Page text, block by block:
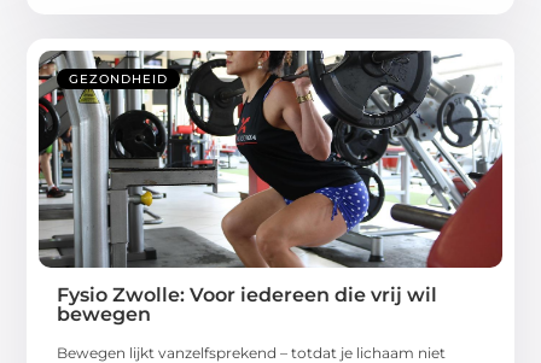
GEZONDHEID
Fysio Zwolle: Voor iedereen die vrij wil
bewegen
Bewegen lijkt vanzelfsprekend – totdat je lichaam niet